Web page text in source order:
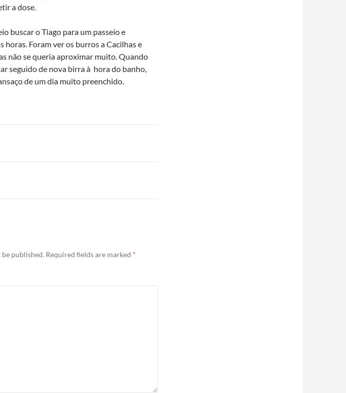
a dose.
buscar o Tiago para um passeio e
horas. Foram ver os burros a Cacilhas e
não se queria aproximar muito. Quando
seguido de nova birra à hora do banho,
de um dia muito preenchido.
published. Required fields are marked *